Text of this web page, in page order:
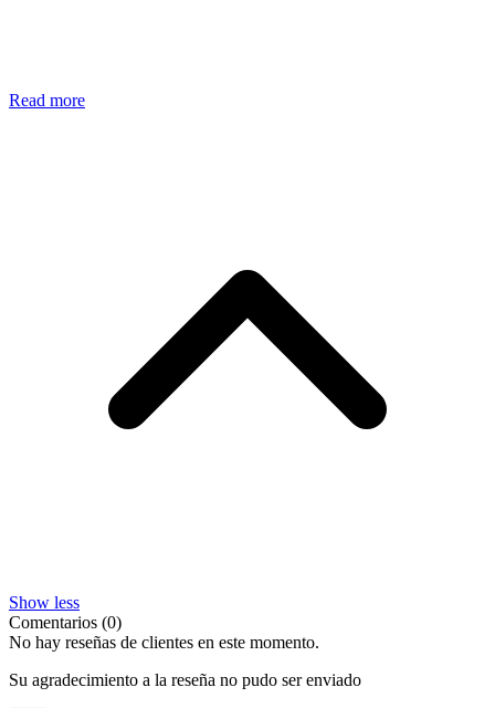
Read more
Show less
Comentarios (0)
No hay reseñas de clientes en este momento.
Su agradecimiento a la reseña no pudo ser enviado